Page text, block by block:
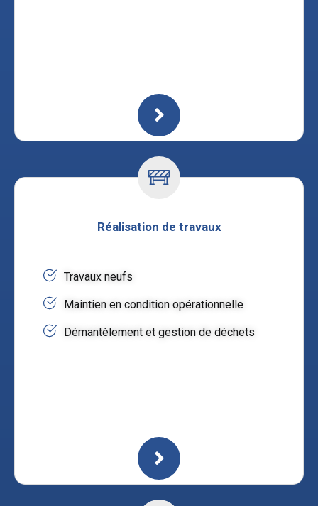
Réalisation de travaux
Travaux neufs
Maintien en condition opérationnelle
Démantèlement et gestion de déchets